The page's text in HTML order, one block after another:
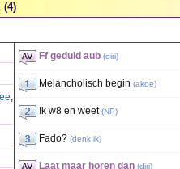
(4)
,
Ff geduld aub (diri)
Melancholisch begin (akoe)
Ik w8 en weet (NP)
Fado? (denk ik)
Laat maar horen dan (diri)